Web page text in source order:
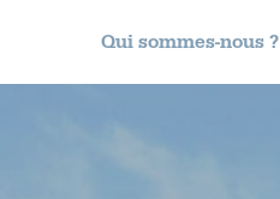
Qui sommes-nous ?